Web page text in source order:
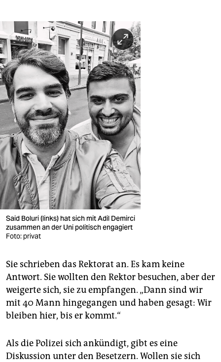
Said Boluri (links) hat sich mit Adil Demirci
zusammen an der Uni politisch engagiert
Foto: privat
Sie schrieben das Rektorat an. Es kam keine
Antwort. Sie wollten den Rektor besuchen, aber der
weigerte sich, sie zu empfangen. „Dann sind wir
mit 40 Mann hingegangen und haben gesagt: Wir
bleiben hier, bis er kommt.“
Als die Polizei sich ankündigt, gibt es eine
Diskussion unter den Besetzern. Wollen sie sich